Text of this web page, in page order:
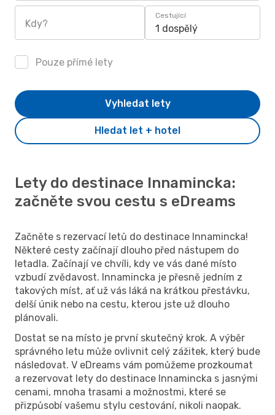
Kdy?
Cestující
1 dospělý
Pouze přímé lety
Hledat let + hotel
Vyhledat lety
Lety do destinace Innamincka:
začněte svou cestu s eDreams
Začněte s rezervací letů do destinace Innamincka!
Některé cesty začínají dlouho před nástupem do
letadla. Začínají ve chvíli, kdy ve vás dané místo
vzbudí zvědavost. Innamincka je přesně jedním z
takových míst, ať už vás láká na krátkou přestávku,
delší únik nebo na cestu, kterou jste už dlouho
plánovali.
Dostat se na místo je první skutečný krok. A výběr
správného letu může ovlivnit celý zážitek, který bude
následovat. V eDreams vám pomůžeme prozkoumat
a rezervovat lety do destinace Innamincka s jasnými
cenami, mnoha trasami a možnostmi, které se
přizpůsobí vašemu stylu cestování, nikoli naopak.